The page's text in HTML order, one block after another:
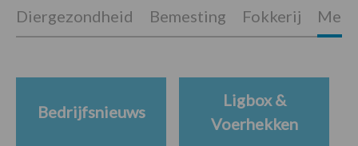
Diergezondheid Bemesting Fokkerij
Bedrijfsnieuws
Ligbox &
Voerhekken